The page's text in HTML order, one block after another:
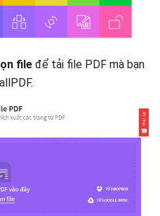
file để tải file PDF mà bạn